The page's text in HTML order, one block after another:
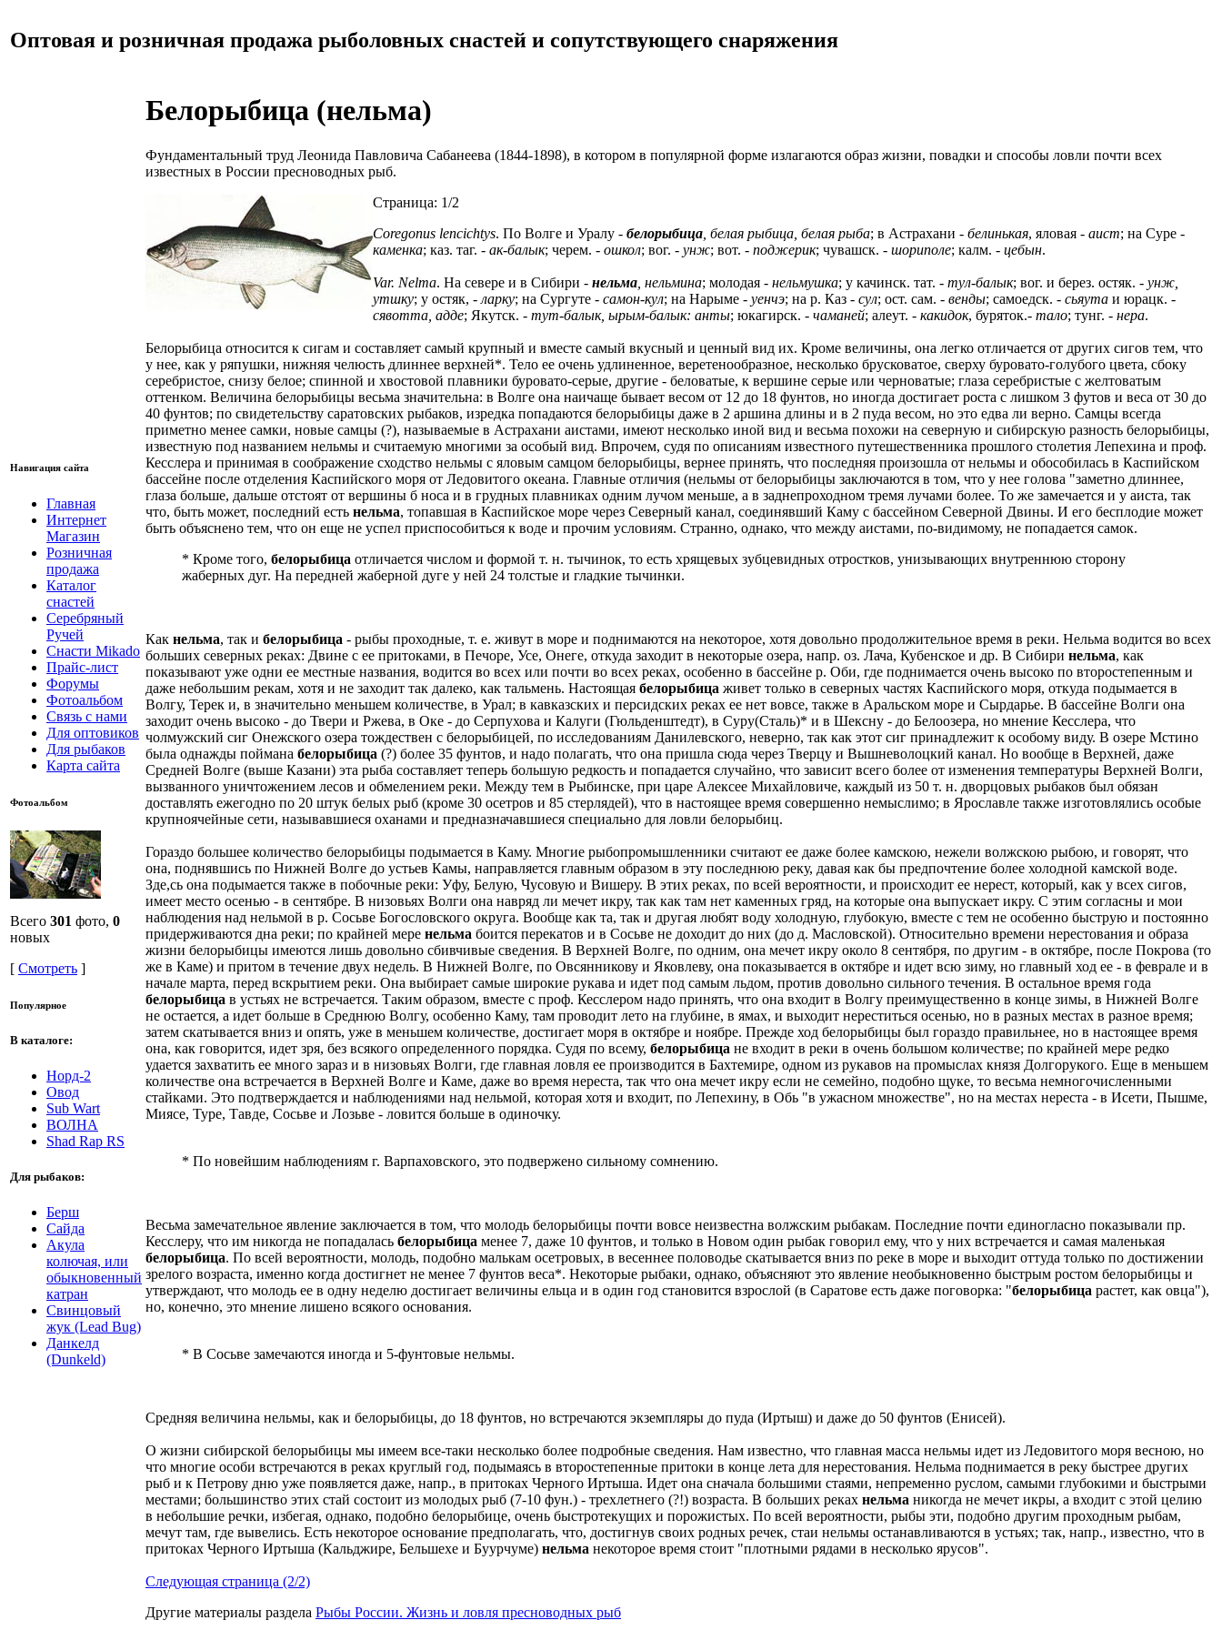
Оптовая и розничная продажа рыболовных снастей и сопутствующего снаряжения
Навигация сайта
Главная
Интернет
Магазин
Розничная
продажа
Каталог
снастей
Серебряный
Ручей
Снасти Mikado
Прайс-лист
Форумы
Фотоальбом
Связь с нами
Для оптовиков
Для рыбаков
Карта сайта
Фотоальбом
Всего 301 фото, 0
новых
[ Смотреть ]
Популярное
В каталоге:
Норд-2
Овод
Sub Wart
ВОЛНА
Shad Rap RS
Для рыбаков:
Берш
Сайда
Акула
колючая, или
обыкновенный
катран
Свинцовый
жук (Lead Bug)
Данкелд
(Dunkeld)
Белорыбица (нельма)
Фундаментальный труд Леонида Павловича Сабанеева (1844-1898), в котором в популярной форме излагаются образ жизни, повадки и способы ловли почти всех
известных в России пресноводных рыб.
Страница: 1/2
Coregonus lencichtys. По Волге и Уралу - белорыбица , белая рыбица, белая рыба; в Астрахани - белинькая, яловая - аист; на Суре -
каменка; каз. таг. - ак-балык; черем. - ошкол; вог. - унж; вот. - поджерик; чувашск. - шориполе; калм. - цебын.
Var. Nelma. На севере и в Сибири - нельма , нельмина; молодая - нельмушка; у качинск. тат. - тул-балык; вог. и берез. остяк. - унж,
утшку; у остяк, - ларку; на Сургуте - самон-кул; на Нарыме - уенчэ; на р. Каз - сул; ост. сам. - венды; самоедск. - сьяута и юрацк. -
сявотта, адде; Якутск. - тут-балык, ырым-балык: анты; юкагирск. - чаманей; алеут. - какидок, буряток.- тало; тунг. - нера.
Белорыбица относится к сигам и составляет самый крупный и вместе самый вкусный и ценный вид их. Кроме величины, она легко отличается от других сигов тем, что
у нее, как у ряпушки, нижняя челюсть длиннее верхней*. Тело ее очень удлиненное, веретенообразное, несколько брусковатое, сверху буровато-голубого цвета, сбоку
серебристое, снизу белое; спинной и хвостовой плавники буровато-серые, другие - беловатые, к вершине серые или черноватые; глаза серебристые с желтоватым
оттенком. Величина белорыбицы весьма значительна: в Волге она наичаще бывает весом от 12 до 18 фунтов, но иногда достигает роста с лишком 3 футов и веса от 30 до
40 фунтов; по свидетельству саратовских рыбаков, изредка попадаются белорыбицы даже в 2 аршина длины и в 2 пуда весом, но это едва ли верно. Самцы всегда
приметно менее самки, новые самцы (?), называемые в Астрахани аистами, имеют несколько иной вид и весьма похожи на северную и сибирскую разность белорыбицы,
известную под названием нельмы и считаемую многими за особый вид. Впрочем, судя по описаниям известного путешественника прошлого столетия Лепехина и проф.
Кесслера и принимая в соображение сходство нельмы с яловым самцом белорыбицы, вернее принять, что последняя произошла от нельмы и обособилась в Каспийском
бассейне после отделения Каспийского моря от Ледовитого океана. Главные отличия (нельмы от белорыбицы заключаются в том, что у нее голова "заметно длиннее,
глаза больше, дальше отстоят от вершины б носа и в грудных плавниках одним лучом меньше, а в заднепроходном тремя лучами более. То же замечается и у аиста, так
что, быть может, последний есть нельма, топавшая в Каспийское море через Северный канал, соединявший Каму с бассейном Северной Двины. И его бесплодие может
быть объяснено тем, что он еще не успел приспособиться к воде и прочим условиям. Странно, однако, что между аистами, по-видимому, не попадается самок.
* Кроме того, белорыбица отличается числом и формой т. н. тычинок, то есть хрящевых зубцевидных отростков, унизывающих внутреннюю сторону
жаберных дуг. На передней жаберной дуге у ней 24 толстые и гладкие тычинки.
Как нельма, так и белорыбица - рыбы проходные, т. е. живут в море и поднимаются на некоторое, хотя довольно продолжительное время в реки. Нельма водится во всех
больших северных реках: Двине с ее притоками, в Печоре, Усе, Онеге, откуда заходит в некоторые озера, напр. оз. Лача, Кубенское и др. В Сибири нельма, как
показывают уже одни ее местные названия, водится во всех или почти во всех реках, особенно в бассейне р. Оби, где поднимается очень высоко по второстепенным и
даже небольшим рекам, хотя и не заходит так далеко, как тальмень. Настоящая белорыбица живет только в северных частях Каспийского моря, откуда подымается в
Волгу, Терек и, в значительно меньшем количестве, в Урал; в кавказских и персидских реках ее нет вовсе, также в Аральском море и Сырдарье. В бассейне Волги она
заходит очень высоко - до Твери и Ржева, в Оке - до Серпухова и Калуги (Гюльденштедт), в Суру(Сталь)* и в Шексну - до Белоозера, но мнение Кесслера, что
чолмужский сиг Онежского озера тождествен с белорыбицей, по исследованиям Данилевского, неверно, так как этот сиг принадлежит к особому виду. В озере Мстино
была однажды поймана белорыбица (?) более 35 фунтов, и надо полагать, что она пришла сюда через Тверцу и Вышневолоцкий канал. Но вообще в Верхней, даже
Средней Волге (выше Казани) эта рыба составляет теперь большую редкость и попадается случайно, что зависит всего более от изменения температуры Верхней Волги,
вызванного уничтожением лесов и обмелением реки. Между тем в Рыбинске, при царе Алексее Михайловиче, каждый из 50 т. н. дворцовых рыбаков был обязан
доставлять ежегодно по 20 штук белых рыб (кроме 30 осетров и 85 стерлядей), что в настоящее время совершенно немыслимо; в Ярославле также изготовлялись особые
крупноячейные сети, называвшиеся оханами и предназначавшиеся специально для ловли белорыбиц.
Гораздо большее количество белорыбицы подымается в Каму. Многие рыбопромышленники считают ее даже более камскою, нежели волжскою рыбою, и говорят, что
она, поднявшись по Нижней Волге до устьев Камы, направляется главным образом в эту последнюю реку, давая как бы предпочтение более холодной камской воде.
Зде,сь она подымается также в побочные реки: Уфу, Белую, Чусовую и Вишеру. В этих реках, по всей вероятности, и происходит ее нерест, который, как у всех сигов,
имеет место осенью - в сентябре. В низовьях Волги она навряд ли мечет икру, так как там нет каменных гряд, на которые она выпускает икру. С этим согласны и мои
наблюдения над нельмой в р. Сосьве Богословского округа. Вообще как та, так и другая любят воду холодную, глубокую, вместе с тем не особенно быструю и постоянно
придерживаются дна реки; по крайней мере нельма боится перекатов и в Сосьве не доходит до них (до д. Масловской). Относительно времени нерестования и образа
жизни белорыбицы имеются лишь довольно сбивчивые сведения. В Верхней Волге, по одним, она мечет икру около 8 сентября, по другим - в октябре, после Покрова (то
же в Каме) и притом в течение двух недель. В Нижней Волге, по Овсянникову и Яковлеву, она показывается в октябре и идет всю зиму, но главный ход ее - в феврале и в
начале марта, перед вскрытием реки. Она выбирает самые широкие рукава и идет под самым льдом, против довольно сильного течения. В остальное время года
белорыбица в устьях не встречается. Таким образом, вместе с проф. Кесслером надо принять, что она входит в Волгу преимущественно в конце зимы, в Нижней Волге
не остается, а идет больше в Среднюю Волгу, особенно Каму, там проводит лето на глубине, в ямах, и выходит нереститься осенью, но в разных местах в разное время;
затем скатывается вниз и опять, уже в меньшем количестве, достигает моря в октябре и ноябре. Прежде ход белорыбицы был гораздо правильнее, но в настоящее время
она, как говорится, идет зря, без всякого определенного порядка. Судя по всему, белорыбица не входит в реки в очень большом количестве; по крайней мере редко
удается захватить ее много зараз и в низовьях Волги, где главная ловля ее производится в Бахтемире, одном из рукавов на промыслах князя Долгорукого. Еще в меньшем
количестве она встречается в Верхней Волге и Каме, даже во время нереста, так что она мечет икру если не семейно, подобно щуке, то весьма немногочисленными
стайками. Это подтверждается и наблюдениями над нельмой, которая хотя и входит, по Лепехину, в Обь "в ужасном множестве", но на местах нереста - в Исети, Пышме,
Миясе, Туре, Тавде, Сосьве и Лозьве - ловится больше в одиночку.
* По новейшим наблюдениям г. Варпаховского, это подвержено сильному сомнению.
Весьма замечательное явление заключается в том, что молодь белорыбицы почти вовсе неизвестна волжским рыбакам. Последние почти единогласно показывали пр.
Кесслеру, что им никогда не попадалась белорыбица менее 7, даже 10 фунтов, и только в Новом один рыбак говорил ему, что у них встречается и самая маленькая
белорыбица. По всей вероятности, молодь, подобно малькам осетровых, в весеннее половодье скатывается вниз по реке в море и выходит оттуда только по достижении
зрелого возраста, именно когда достигнет не менее 7 фунтов веса*. Некоторые рыбаки, однако, объясняют это явление необыкновенно быстрым ростом белорыбицы и
утверждают, что молодь ее в одну неделю достигает величины ельца и в один год становится взрослой (в Саратове есть даже поговорка: "белорыбица растет, как овца"),
но, конечно, это мнение лишено всякого основания.
* В Сосьве замечаются иногда и 5-фунтовые нельмы.
Средняя величина нельмы, как и белорыбицы, до 18 фунтов, но встречаются экземпляры до пуда (Иртыш) и даже до 50 фунтов (Енисей).
О жизни сибирской белорыбицы мы имеем все-таки несколько более подробные сведения. Нам известно, что главная масса нельмы идет из Ледовитого моря весною, но
что многие особи встречаются в реках круглый год, подымаясь в второстепенные притоки в конце лета для нерестования. Нельма поднимается в реку быстрее других
рыб и к Петрову дню уже появляется даже, напр., в притоках Черного Иртыша. Идет она сначала большими стаями, непременно руслом, самыми глубокими и быстрыми
местами; большинство этих стай состоит из молодых рыб (7-10 фун.) - трехлетнего (?!) возраста. В больших реках нельма никогда не мечет икры, а входит с этой целию
в небольшие речки, избегая, однако, подобно белорыбице, очень быстротекущих и порожистых. По всей вероятности, рыбы эти, подобно другим проходным рыбам,
мечут там, где вывелись. Есть некоторое основание предполагать, что, достигнув своих родных речек, стаи нельмы останавливаются в устьях; так, напр., известно, что в
притоках Черного Иртыша (Кальджире, Бельшехе и Буурчуме) нельма некоторое время стоит "плотными рядами в несколько ярусов".
Следующая страница (2/2)
Другие материалы раздела Рыбы России. Жизнь и ловля пресноводных рыб